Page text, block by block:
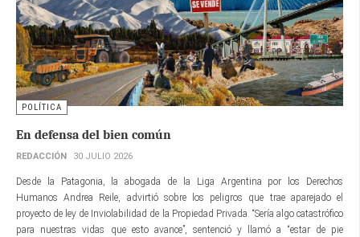
POLÍTICA
En defensa del bien común
REDACCIÓN 30 JULIO 2026
Desde la Patagonia, la abogada de la Liga Argentina por los Derechos
Humanos Andrea Reile, advirtió sobre los peligros que trae aparejado el
proyecto de ley de Inviolabilidad de la Propiedad Privada. “Sería algo catastrófico
para nuestras vidas que esto avance”, sentenció y llamó a “estar de pie